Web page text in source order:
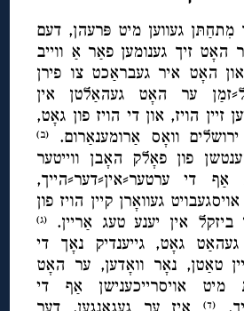
געווען מיט פּרעהן, דעם
האָט זיך גענומען פאַר אַ ווייב
האָט איר געבראַכט צו פירן
ער האָט געהאַלטן אין
זיין הויז, און די הויז פון גאָט,
וואָס אַרומענאַרום.
(ב)
פון פאָלק האָבן ווייטער
די ערטער⸗אין⸗דער⸗הייך,
געוואָרן קיין הויז פון
אין יענע טעג אַריין.
(ג)
גאָט, גייענדיק נאָך די
טאַטן, נאָר וואָדען, ער האָט
מיט אויסרייכענישן אַף די
(ד)